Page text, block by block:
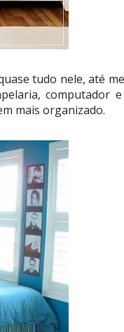
tudo nele, até
computador
mais organizado.